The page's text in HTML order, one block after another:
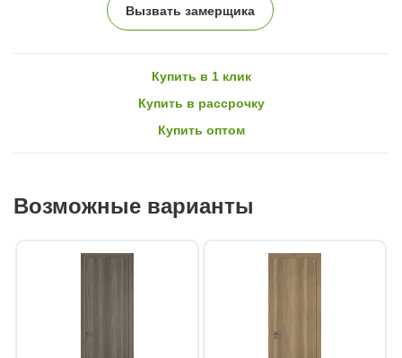
Вызвать замерщика
Купить в 1 клик
Купить в рассрочку
Купить оптом
Возможные варианты